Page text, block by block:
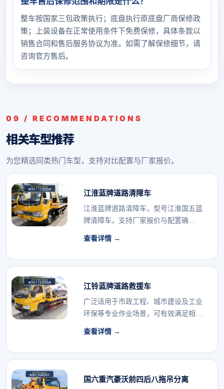
整车按国家三包政策执行；底盘执行原底盘厂商保修政
策；上装设备在正常使用条件下免费保修，具体条款以
销售合同和售后服务协议为准。如需了解保修细节，请
咨询官方售后。
09 / RECOMMENDATIONS
相关车型推荐
为您精选同类热门车型，支持对比配置与厂家报价。
江淮蓝牌道路清障车
江淮蓝牌道路清障车，型号江淮国五蓝
牌清障车，支持厂家报价与配置确
查看详情 →
江铃蓝牌道路救援车
广泛适用于市政工程、城市建设及工业
环保等专业作业场景，可有效满足相关
查看详情 →
国六重汽豪沃前四后八拖吊分离